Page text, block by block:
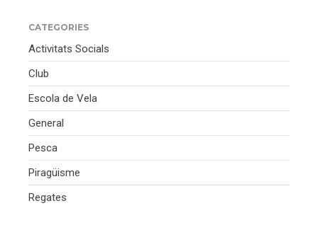
CATEGORIES
Activitats Socials
Club
Escola de Vela
General
Pesca
Piragüisme
Regates